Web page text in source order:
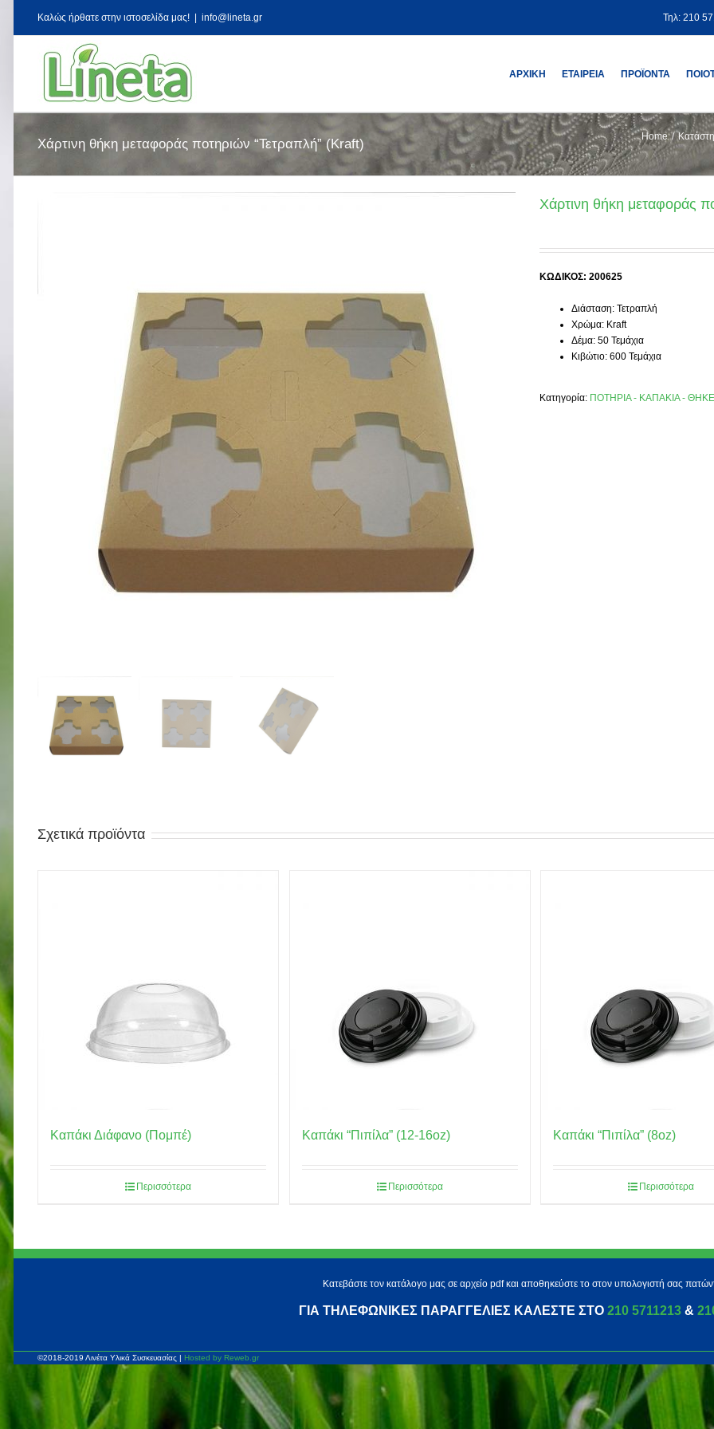
Kαλώς ήρθατε στην ιστοσελίδα μας! info@lineta.gr Τηλ: 210
ΑΡΧΙΚΗ ΕΤΑΙΡΕΙΑ ΠΡΟΪΟΝΤΑ
Χάρτινη θήκη μεταφοράς ποτηριών “Τετραπλή” (Kraft) Home /
Χάρτινη θήκη μεταφοράς
ΚΩΔΙΚΟΣ: 200625
Διάσταση: Τετραπλή
Χρώμα: Kraft
Δέμα: 50 Τεμάχια
Κιβώτιο: 600 Τεμάχια
Κατηγορία: ΠΟΤΗΡΙΑ - ΚΑΠΑΚΙΑ -
Σχετικά προϊόντα
Καπάκι Διάφανο (Πομπέ)
Περισσότερα
Καπάκι “Πιπίλα” (12-16oz)
Περισσότερα
Καπάκι “Πιπίλα” (8oz)
Περισσότερα
Κατεβάστε τον κατάλογο μας σε αρχείο pdf και αποθηκεύστε το στον υπολογιστή σας
ΓΙΑ ΤΗΛΕΦΩΝΙΚΈΣ ΠΑΡΑΓΓΕΛΊΕΣ ΚΑΛΈΣΤΕ ΣΤΟ 210 5711213 &
©2018-2019 Λινέτα Υλικά Συσκευασίας | Hosted by Reweb.gr